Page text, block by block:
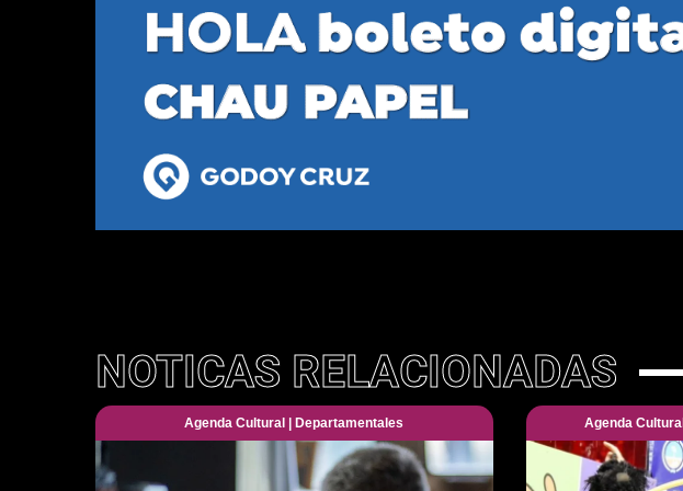
NOTICAS RELACIONADAS
Agenda Cultural Departamentales Agenda Cultural